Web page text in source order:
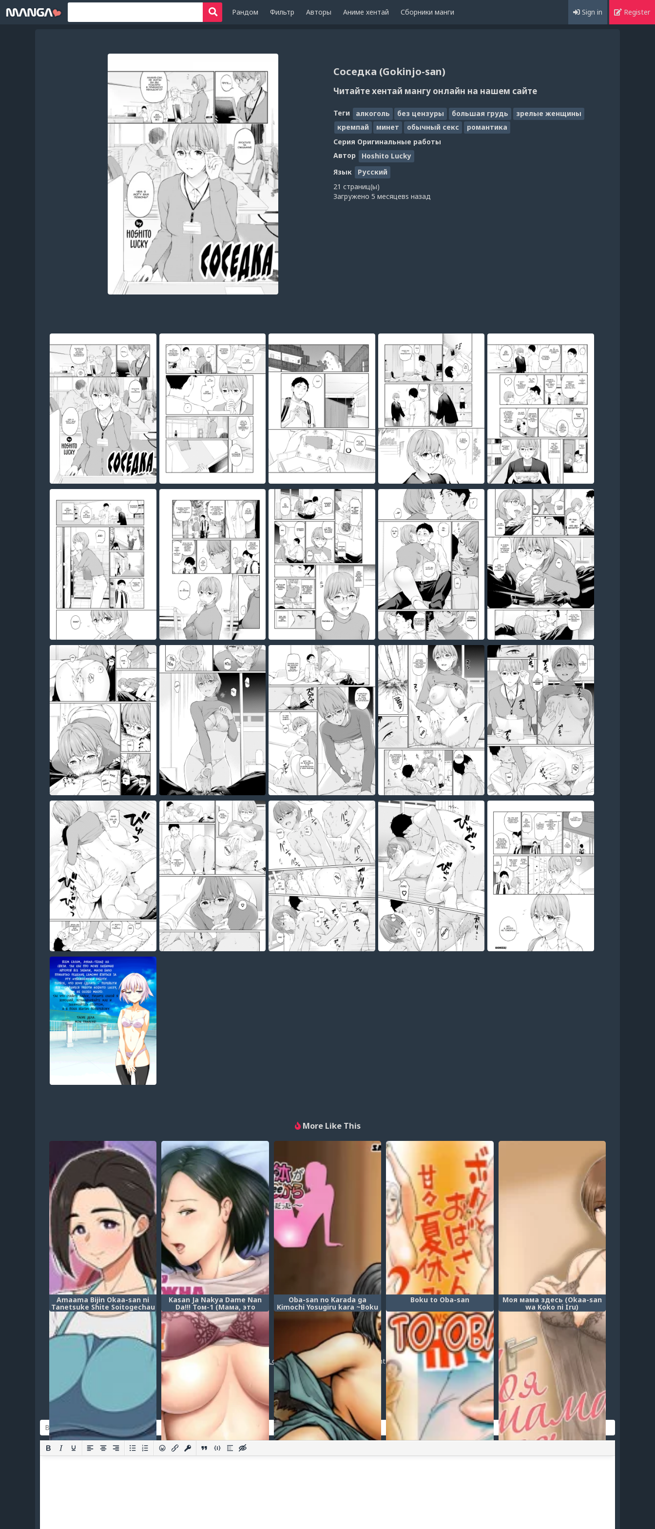
Рандом Фильтр Авторы Аниме хентай Сборники манги Sign in Register
Соседка (Gokinjo-san)
Читайте хентай мангу онлайн на нашем сайте
Теги алкоголь без цензуры большая грудь
зрелые женщины
кремпай
минет обычный секс
романтика
Серия Оригинальные работы
Автор
Hoshito Lucky
Язык
Русский
21 страниц(ы)
Загружено 5 месяцевs назад
More Like This
Amaama Bijin Okaa-san ni
Tanetsuke Shite Soitogechau
Hanashi (История об
спаривание с моей сладкой
продолжает быть
замужней)
Kasan Ja Nakya Dame Nan
Da!!! Том-1 (Мама, это
должна быть ты. Том-1
(полностью на русском))
Oba-san no Karada ga
Kimochi Yosugiru kara ~Boku
no Oba-san wa Chou Meiki
datta~ - глава 2 (My Aunt's
Body is Irresistible. ~Her Hole
is the Best~ (Тело тети
потрясающее. Ее дырочка
лучшая))
Boku to Oba-san Моя мама здесь (Okaa-san
wa Koko ni Iru)
Post a comment
Loginorregister to post a comment.
Добавить комментарий
Оставить комментарий